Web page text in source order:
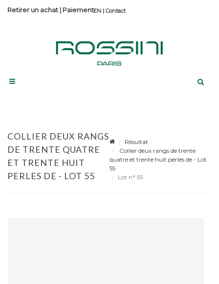
Contact
Retirer un achat | Paiement
COLLIER DEUX RANGS
DE TRENTE QUATRE
ET TRENTE HUIT
PERLES DE - LOT 55
Résultat
Collier deux rangs de trente
quatre et trente huit perles de - Lot
55
Lot n° 55